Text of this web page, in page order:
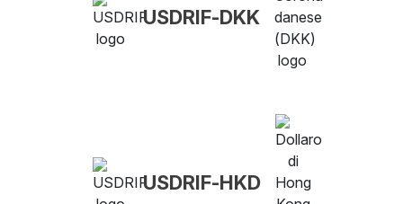
USDRIF-DKK
USDRIF-HKD